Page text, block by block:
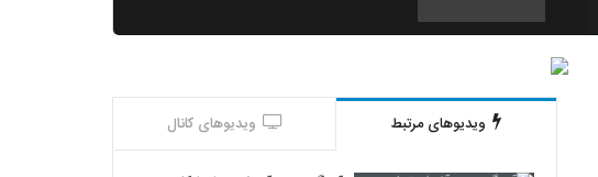
5557
دانلود آهنگ پریزاد از راشن بند
ویدیوهای مرتبط ویدیوهای کانال